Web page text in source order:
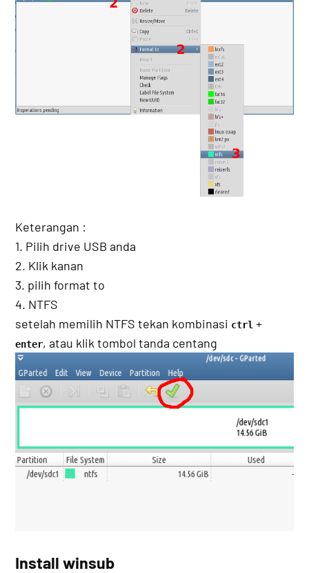
Keterangan :
1. Pilih drive USB anda
2. Klik kanan
3. pilih format to
4. NTFS
setelah memilih NTFS tekan kombinasi ctrl +
enter, atau klik tombol tanda centang
Install winsub